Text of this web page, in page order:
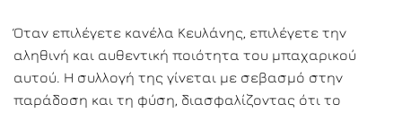
Όταν επιλέγετε κανέλα Κευλάνης, επιλέγετε την
αληθινή και αυθεντική ποιότητα του μπαχαρικού
αυτού. Η συλλογή της γίνεται με σεβασμό στην
παράδοση και τη φύση, διασφαλίζοντας ότι το